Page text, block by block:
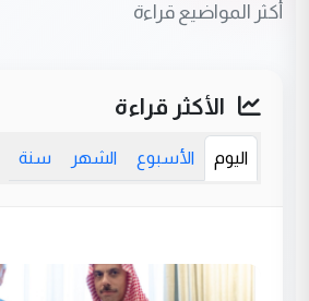
أكثر المواضيع قراءة
الأكثر قراءة
اليوم الأسبوع الشهر سنة